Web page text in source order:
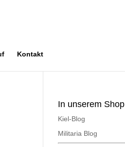
Kontakt
In unserem Shop
Kiel-Blog
Militaria Blog